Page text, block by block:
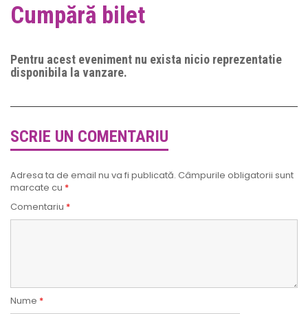
Cumpără bilet
Pentru acest eveniment nu exista nicio reprezentatie
disponibila la vanzare.
SCRIE UN COMENTARIU
Adresa ta de email nu va fi publicată. Câmpurile obligatorii sunt
marcate cu *
Comentariu *
Nume *